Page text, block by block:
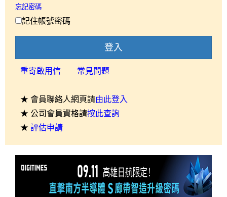
忘記密碼
記住帳號密碼
登入
重寄啟用信 常見問題
★ 會員聯絡人網頁請由此登入
★ 公司會員資格請按此查詢
★ 評估申請